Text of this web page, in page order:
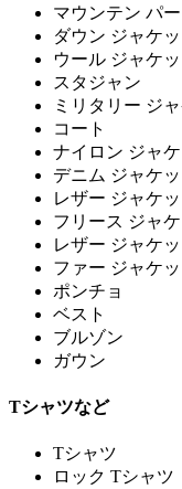
マウンテン パ
ダウン ジャケッ
ウール ジャケッ
スタジャン
ミリタリー ジ
コート
ナイロン ジャケ
デニム ジャケッ
レザー ジャケッ
フリース ジャケ
レザー ジャケッ
ファー ジャケッ
ポンチョ
ベスト
ブルゾン
ガウン
Tシャツなど
Tシャツ
ロック Tシャツ